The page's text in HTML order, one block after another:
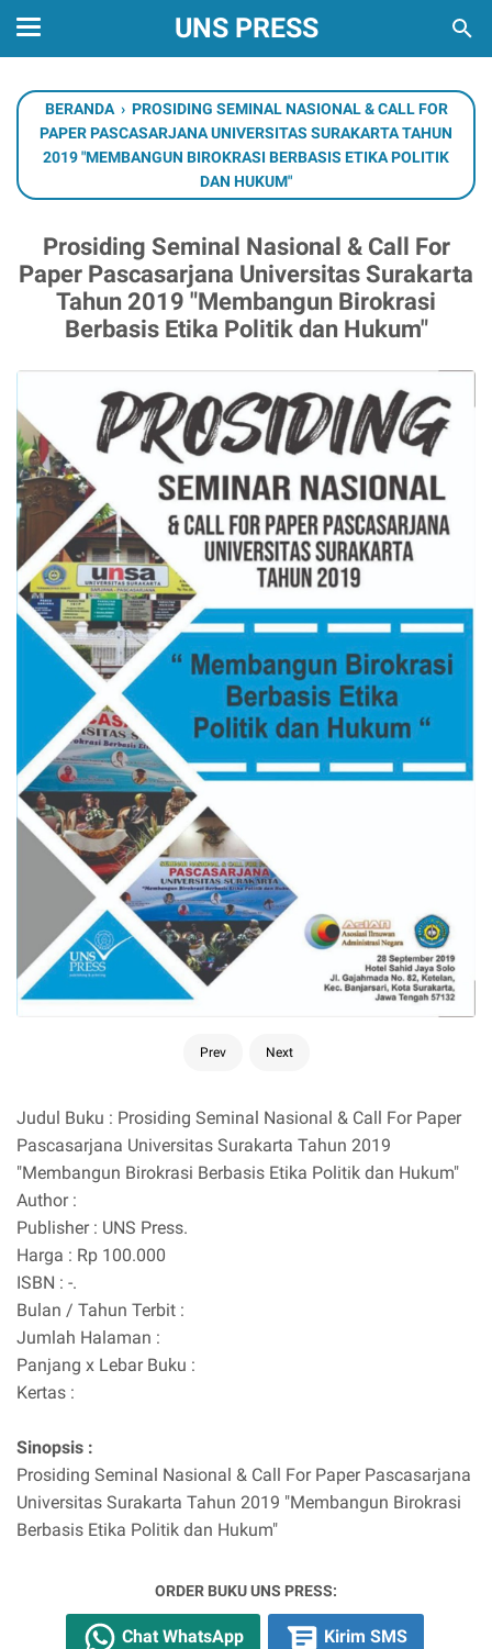
UNS PRESS
BERANDA › PROSIDING SEMINAL NASIONAL & CALL FOR
PAPER PASCASARJANA UNIVERSITAS SURAKARTA TAHUN
2019 "MEMBANGUN BIROKRASI BERBASIS ETIKA POLITIK
DAN HUKUM"
Prosiding Seminal Nasional & Call For
Paper Pascasarjana Universitas Surakarta
Tahun 2019 "Membangun Birokrasi
Berbasis Etika Politik dan Hukum"
Prev Next
Judul Buku : Prosiding Seminal Nasional & Call For Paper
Pascasarjana Universitas Surakarta Tahun 2019
"Membangun Birokrasi Berbasis Etika Politik dan Hukum"
Author :
Publisher : UNS Press.
Harga : Rp 100.000
ISBN : -.
Bulan / Tahun Terbit :
Jumlah Halaman :
Panjang x Lebar Buku :
Kertas :
Sinopsis :
Prosiding Seminal Nasional & Call For Paper Pascasarjana
Universitas Surakarta Tahun 2019 "Membangun Birokrasi
Berbasis Etika Politik dan Hukum"
ORDER BUKU UNS PRESS:
Chat WhatsApp Kirim SMS